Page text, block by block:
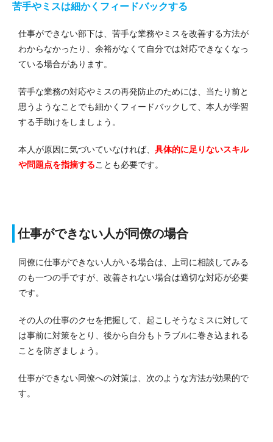
苦手やミスは細かくフィードバックする
仕事ができない部下は、苦手な業務やミスを改善する方法が
わからなかったり、余裕がなくて自分では対応できなくなっ
ている場合があります。
苦手な業務の対応やミスの再発防止のためには、当たり前と
思うようなことでも細かくフィードバックして、本人が学習
する手助けをしましょう。
本人が原因に気づいていなければ、 具体的に足りないスキル
や問題点を指摘することも必要です。
仕事ができない人が同僚の場合
同僚に仕事ができない人がいる場合は、上司に相談してみる
のも一つの手ですが、改善されない場合は適切な対応が必要
です。
その人の仕事のクセを把握して、起こしそうなミスに対して
は事前に対策をとり、後から自分もトラブルに巻き込まれる
ことを防ぎましょう。
仕事ができない同僚への対策は、次のような方法が効果的で
す。